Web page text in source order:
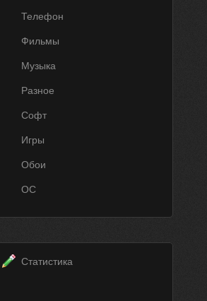
Телефон
Фильмы
Музыка
Разное
Софт
Игры
Обои
ОС
Статистика